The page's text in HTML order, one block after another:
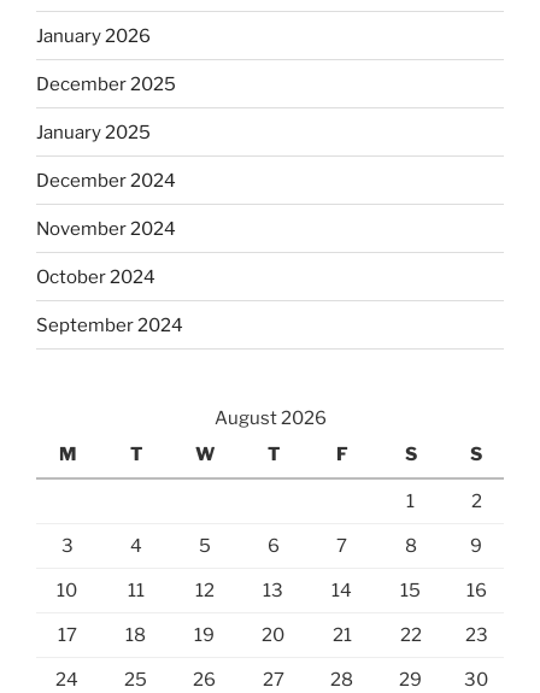
January 2026
December 2025
January 2025
December 2024
November 2024
October 2024
September 2024
August 2026
M
T W T F S S
1 2
3 4 5 6 7 8 9
10 11 12 13 14 15 16
17 18 19 20 21 22 23
24 25 26 27 28 29 30